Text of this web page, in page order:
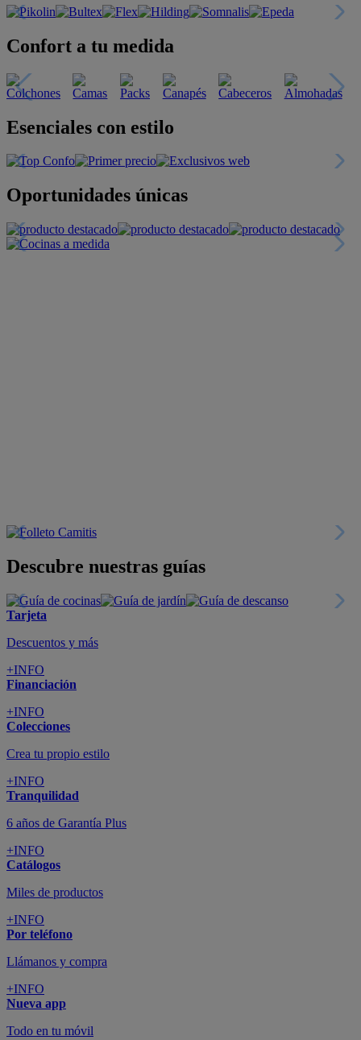
Confort a tu medida
Esenciales con estilo
Oportunidades únicas
Descubre nuestras guías
Tarjeta
Descuentos y más
+INFO
Financiación
+INFO
Colecciones
Crea tu propio estilo
+INFO
Tranquilidad
6 años de Garantía Plus
+INFO
Catálogos
Miles de productos
+INFO
Por teléfono
Llámanos y compra
+INFO
Nueva app
Todo en tu móvil